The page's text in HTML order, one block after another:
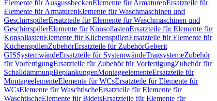
Elemente für AusgussbeckenElemente für ArmaturenErsatzteile für
Elemente für ArmaturenElemente für Waschmaschinen und
GeschirrspülerErsatzteile für Elemente für Waschmaschinen und
GeschirrspülerElemente für KonsollastenErsatzteile für Elemente für
KonsollastenElemente für KüchenspülenErsatzteile für Elemente für
KüchenspülenZubehörErsatzteile für ZubehörGeberit
GISSystemwändeErsatzteile für SystemwändeTragsystemeZubehör
für VorfertigungErsatzteile für Zubehör für VorfertigungZubehör für
SchalldämmungBeplankungenMontageelementeErsatzteile für
MontageelementeElemente für WCsErsatzteile für Elemente für
WCsElemente für WaschtischeErsatzteile für Elemente für
WaschtischeElemente für BidetsErsatzteile für Elemente für